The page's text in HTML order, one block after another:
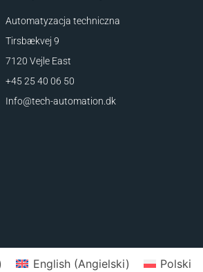
Automatyzacja techniczna
Tirsbækvej 9
7120 Vejle East
+45 25 40 06 50
Info@tech-automation.dk
English(Angielski) Polski